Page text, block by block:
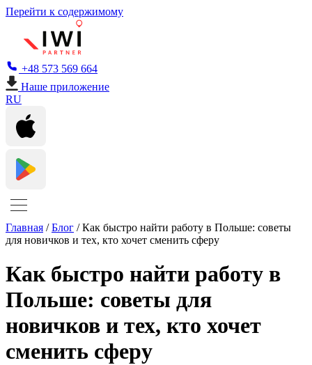
Перейти к содержимому
+48 573 569 664
Наше приложение
RU
Главная /Блог /Как быстро найти работу в Польше: советы
для новичков и тех, кто хочет сменить сферу
Как быстро найти работу в
Польше: советы для
новичков и тех, кто хочет
сменить сферу